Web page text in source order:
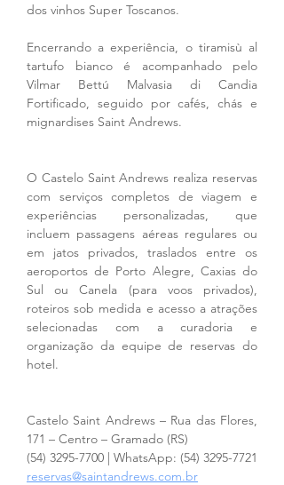
dos vinhos Super Toscanos.
Encerrando a experiência, o tiramisù al
tartufo bianco é acompanhado pelo
Vilmar Bettú Malvasia di Candia
Fortificado, seguido por cafés, chás e
mignardises Saint Andrews.
O Castelo Saint Andrews realiza reservas
com serviços completos de viagem e
experiências personalizadas, que
incluem passagens aéreas regulares ou
em jatos privados, traslados entre os
aeroportos de Porto Alegre, Caxias do
Sul ou Canela (para voos privados),
roteiros sob medida e acesso a atrações
selecionadas com a curadoria e
organização da equipe de reservas do
hotel.
Castelo Saint Andrews – Rua das Flores,
171 – Centro – Gramado (RS)
(54) 3295-7700 | WhatsApp: (54) 3295-7721
reservas@saintandrews.com.br